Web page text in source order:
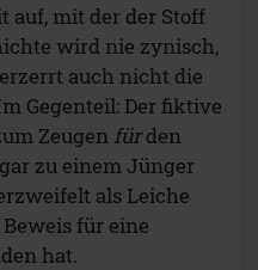
auf, mit der der Stoff
wird nie zynisch,
auch nicht die
Gegenteil: Der fiktive
Zeugen fürden
zu einem Jünger
als Leiche
für eine
hat.